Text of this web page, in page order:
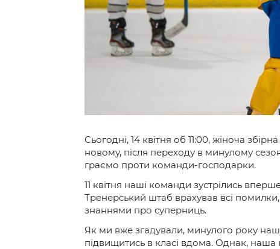
Сьогодні, 14 квітня об 11:00, жіноча
новому, після переходу в минулому
граємо проти команди-господарки.
11 квітня наші команди зустрілись
Тренерський штаб врахував всі
знаннями про суперниць.
Як ми вже згадували, минулого року
підвищитись в класі вдома. Однак, наша